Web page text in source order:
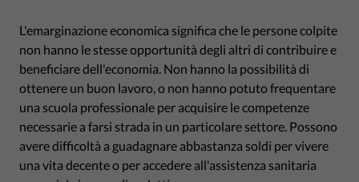
L'emarginazione economica significa che le persone colpite
non hanno le stesse opportunità degli altri di contribuire e
beneficiare dell'economia. Non hanno la possibilità di
ottenere un buon lavoro, o non hanno potuto frequentare
una scuola professionale per acquisire le competenze
necessarie a farsi strada in un particolare settore. Possono
avere difficoltà a guadagnare abbastanza soldi per vivere
una vita decente o per accedere all'assistenza sanitaria